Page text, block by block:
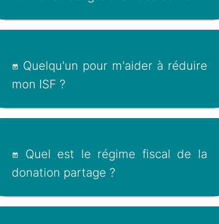
Quelqu'un pour m'aider à réduire
mon ISF ?
Quel est le régime fiscal de la
donation partage ?